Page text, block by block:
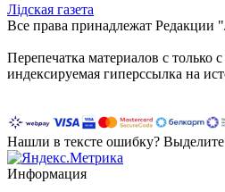
Лiдская газета
Все права принадлежат Редакции
Перепечатка материалов c только
индексируемая гиперссылка на
Нашли в тексте ошибку?
Информация